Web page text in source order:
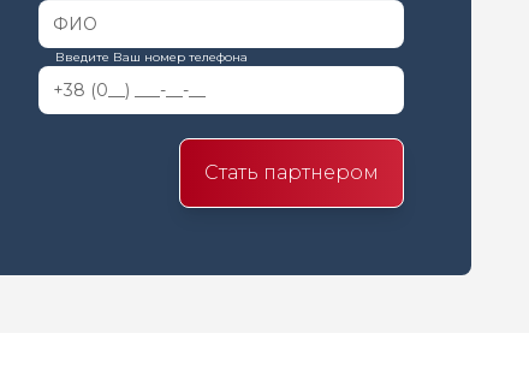
Введите Ваш номер телефона
Стать партнером